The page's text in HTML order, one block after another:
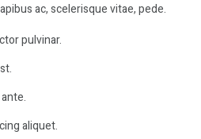
ac, scelerisque vitae, pede.
pulvinar.
aliquet.